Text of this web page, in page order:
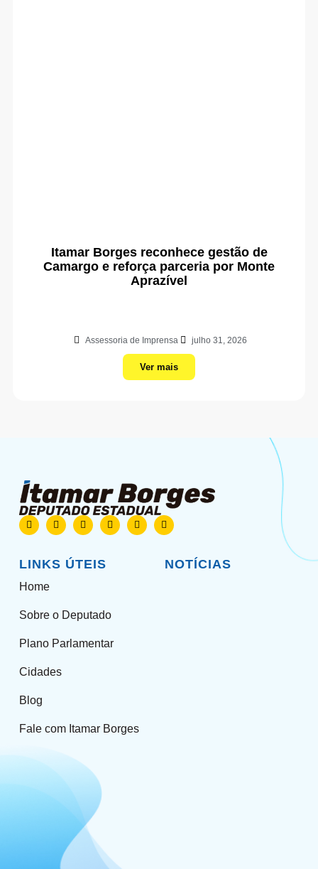
Itamar Borges reconhece gestão de
Camargo e reforça parceria por Monte
Aprazível
Assessoria de Imprensa julho 31, 2026
Ver mais
LINKS ÚTEIS
Home
Sobre o Deputado
Plano Parlamentar
Cidades
Blog
Fale com Itamar Borges
NOTÍCIAS